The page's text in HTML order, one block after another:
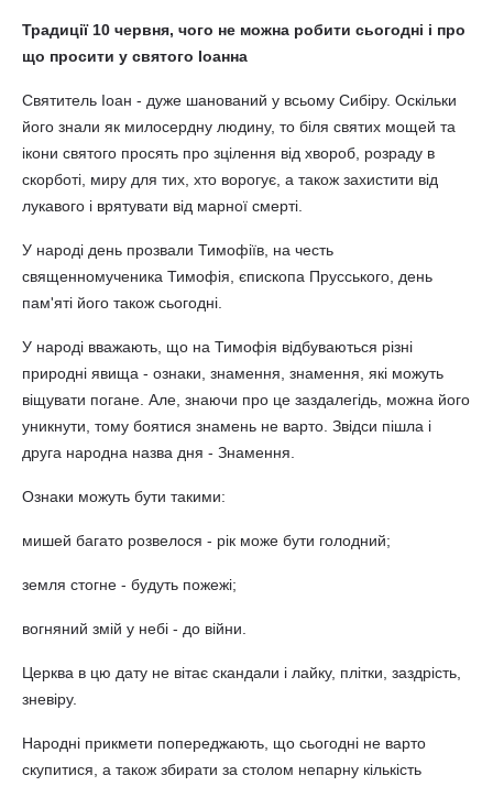
Традиції 10 червня, чого не можна робити сьогодні і про
що просити у святого Іоанна
Святитель Іоан - дуже шанований у всьому Сибіру. Оскільки
його знали як милосердну людину, то біля святих мощей та
ікони святого просять про зцілення від хвороб, розраду в
скорботі, миру для тих, хто ворогує, а також захистити від
лукавого і врятувати від марної смерті.
У народі день прозвали Тимофіїв, на честь
священномученика Тимофія, єпископа Прусського, день
пам'яті його також сьогодні.
У народі вважають, що на Тимофія відбуваються різні
природні явища - ознаки, знамення, знамення, які можуть
віщувати погане. Але, знаючи про це заздалегідь, можна його
уникнути, тому боятися знамень не варто. Звідси пішла і
друга народна назва дня - Знамення.
Ознаки можуть бути такими:
мишей багато розвелося - рік може бути голодний;
земля стогне - будуть пожежі;
вогняний змій у небі - до війни.
Церква в цю дату не вітає скандали і лайку, плітки, заздрість,
зневіру.
Народні прикмети попереджають, що сьогодні не варто
скупитися, а також збирати за столом непарну кількість